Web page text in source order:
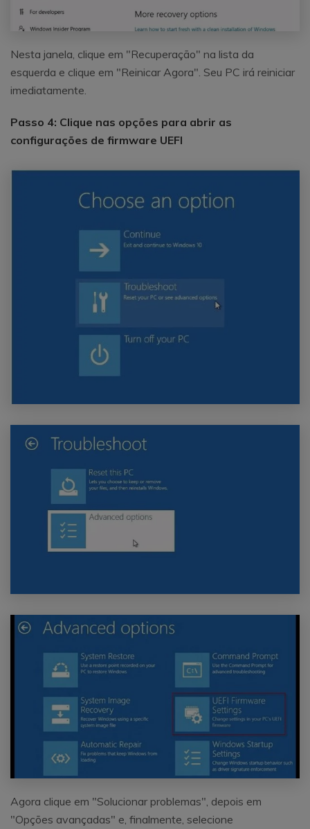
Nesta janela, clique em "Recuperação" na lista da
esquerda e clique em "Reinicar Agora". Seu PC irá reiniciar
imediatamente.
Passo 4: Clique nas opções para abrir as
configurações de firmware UEFI
Agora clique em "Solucionar problemas", depois em
"Opções avançadas" e, finalmente, selecione